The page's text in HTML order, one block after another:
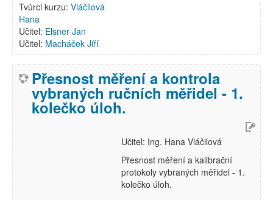
Tvůrci kurzu: Vláčilová
Hana
Učitel: Elsner Jan
Učitel: Macháček Jiří
Přesnost měření a kontrola
vybraných ručních měřidel - 1.
kolečko úloh.
Učitel: Ing. Hana Vláčilová
Přesnost měření a kalibrační
protokoly vybraných měřidel - 1.
kolečko úloh.